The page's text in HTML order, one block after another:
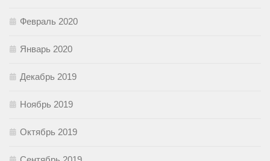
Февраль 2020
Январь 2020
Декабрь 2019
Ноябрь 2019
Октябрь 2019